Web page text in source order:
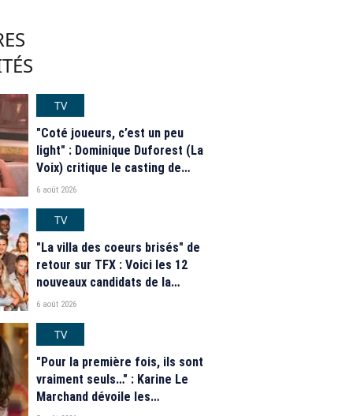
TV
"Coté joueurs, c’est un peu
light" : Dominique Duforest (La
Voix) critique le casting de
"Secret Story" 2026
6 août 2026
TV
"La villa des coeurs brisés" de
retour sur TFX : Voici les 12
nouveaux candidats de la
saison 2026
6 août 2026
TV
"Pour la première fois, ils sont
vraiment seuls…" : Karine Le
Marchand dévoile les